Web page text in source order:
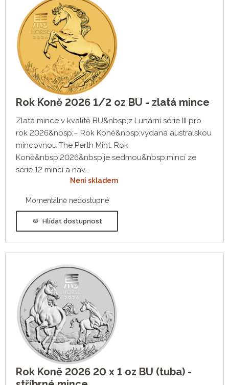
Rok Koně 2026 1/2 oz BU - zlatá mince
Zlatá mince v kvalitě BU&nbsp;z Lunární série III pro
rok 2026&nbsp;– Rok Koně&nbsp;vydaná australskou
mincovnou The Perth Mint. Rok
Koně&nbsp;2026&nbsp;je sedmou&nbsp;mincí ze
série 12 mincí a nav...
Není skladem
Momentálně nedostupné
Hlídat dostupnost
Rok Koně 2026 20 x 1 oz BU (tuba) -